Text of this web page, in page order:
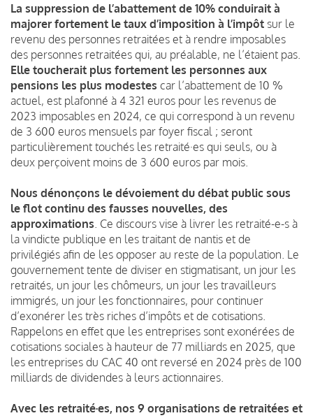
La suppression de l’abattement de 10% conduirait à
majorer fortement le taux d’imposition à l’impôt sur le
revenu des personnes retraitées et à rendre imposables
des personnes retraitées qui, au préalable, ne l’étaient pas.
Elle toucherait plus fortement les personnes aux
pensions les plus modestes car l’abattement de 10 %
actuel, est plafonné à 4 321 euros pour les revenus de
2023 imposables en 2024, ce qui correspond à un revenu
de 3 600 euros mensuels par foyer fiscal ; seront
particulièrement touchés les retraité·es qui seuls, ou à
deux perçoivent moins de 3 600 euros par mois.
Nous dénonçons le dévoiement du débat public sous
le flot continu des fausses nouvelles, des
approximations . Ce discours vise à livrer les retraité-e-s à
la vindicte publique en les traitant de nantis et de
privilégiés afin de les opposer au reste de la population. Le
gouvernement tente de diviser en stigmatisant, un jour les
retraités, un jour les chômeurs, un jour les travailleurs
immigrés, un jour les fonctionnaires, pour continuer
d’exonérer les très riches d’impôts et de cotisations.
Rappelons en effet que les entreprises sont exonérées de
cotisations sociales à hauteur de 77 milliards en 2025, que
les entreprises du CAC 40 ont reversé en 2024 près de 100
milliards de dividendes à leurs actionnaires.
Avec les retraité·es, nos 9 organisations de retraitées et